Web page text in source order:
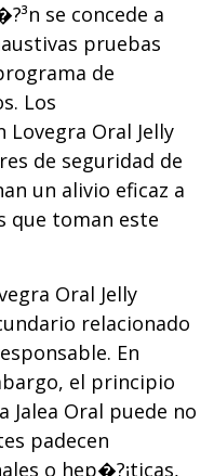
se concede a
pruebas
de
Los
Lovegra Oral Jelly
de seguridad de
un alivio eficaz a
que toman este
Oral Jelly
relacionado
En
el principio
Jalea Oral puede no
padecen
o hep�?¡ticas,